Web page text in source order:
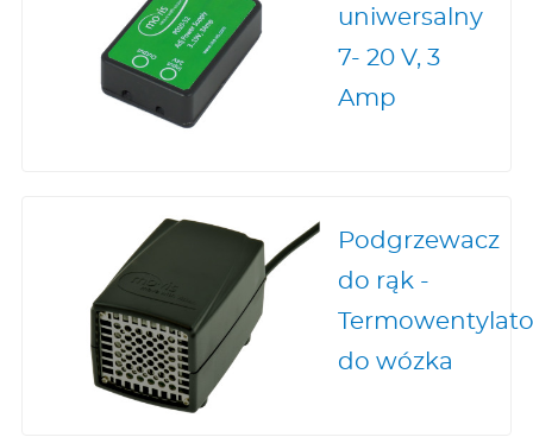
uniwersalny
7- 20 V, 3
Amp
Podgrzewacz
do rąk -
do wózka